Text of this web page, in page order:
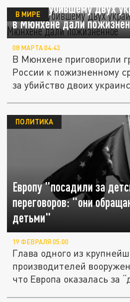
Spiegel: убившему двух
в Мюнхене дали
В МИРЕ
08 МАРТА 04:43
В Мюнхене приговорили
России к пожизненному
за убийство двоих
Европу "посадили за
переговоров: "они
детьми"
ПОЛИТИКА
19 ФЕВРАЛЯ 05:00
Глава одного из
производителей
что Европа оказалась за